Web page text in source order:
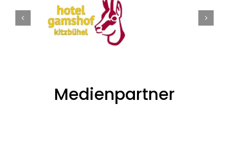
Medienpartner